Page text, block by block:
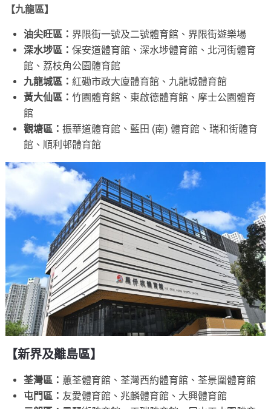
【九龍區】
油尖旺區： 界限街一號及二號體育館、界限街遊樂場
深水埗區：保安道體育館、深水埗體育館、北河街體育
館、荔枝角公園體育館
九龍城區：紅磡市政大廈體育館、九龍城體育館
黃大仙區：竹園體育館、東啟德體育館、摩士公園體育
館
觀塘區：振華道體育館、藍田 (南) 體育館、瑞和街體育
館、順利邨體育館
【新界及離島區】
荃灣區： 蕙荃體育館、荃灣西約體育館、荃景圍體育館
屯門區： 友愛體育館、兆麟體育館、大興體育館